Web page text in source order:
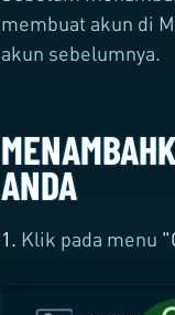
membuat akun di
akun sebelumnya.
ANDA
1. Klik pada menu